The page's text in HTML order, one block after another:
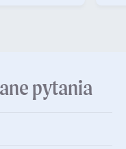
pytania